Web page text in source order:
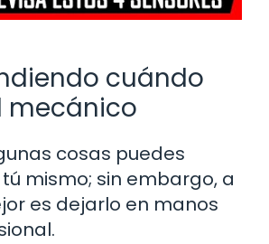
cuándo
mecánico
cosas puedes
mismo; sin embargo, a
es dejarlo en manos